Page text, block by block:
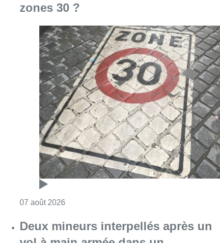
zones 30 ?
07 août 2026
Deux mineurs interpellés après un